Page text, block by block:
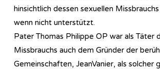
hinsichtlich dessen sexuellen
wenn nicht unterstützt.
Pater Thomas Philippe OP war als Täter
Missbrauchs auch dem Gründer der
Gemeinschaften, JeanVanier, als solcher